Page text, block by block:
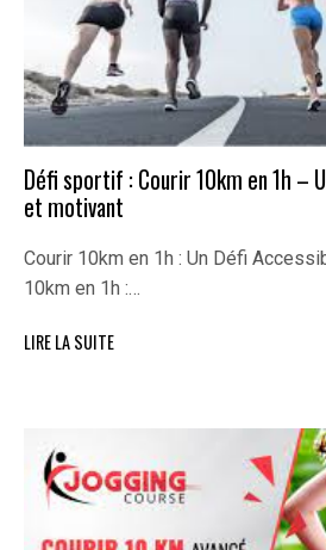
Défi sportif : Courir 10km en 1h –
et motivant
Courir 10km en 1h : Un Défi
10km en 1h :…
LIRE LA SUITE